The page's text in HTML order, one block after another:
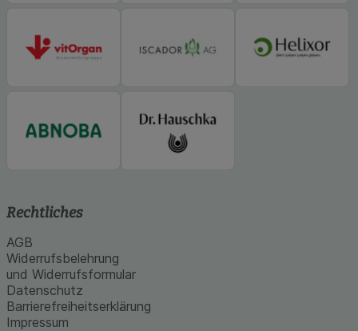
Rechtliches
AGB
Widerrufsbelehrung
und Widerrufsformular
Datenschutz
Barrierefreiheitserklärung
Impressum